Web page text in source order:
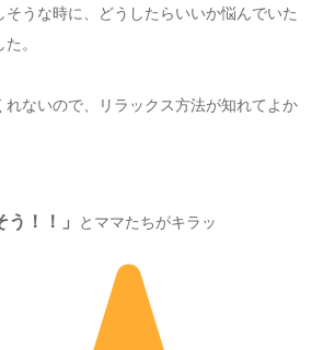
うな時に、どうしたらいいか悩んでいた
。
ないので、リラックス方法が知れてよか
う！！」 とママたちがキラッ